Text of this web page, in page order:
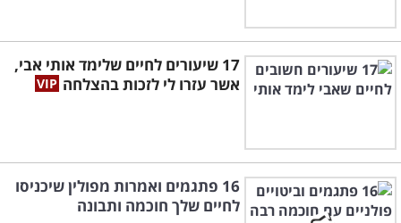
17 שיעורים לחיים שלימד אותי אבי,
אשר עזרו לי לזכות בהצלחה
16 פתגמים ואמרות מפולין שיכניסו
לחיים שלך חוכמה ותבונה